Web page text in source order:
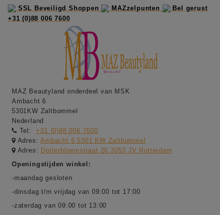
SSL Beveiligd Shoppen
MAZzelpunten
Bel gerust
+31 (0)88 006 7600
MAZ Beautyland onderdeel van MSK
Ambacht 6
5301KW Zaltbommel
Nederland
Tel:
+31 (0)88 006 7600
Adres:Ambacht 6 5301 KW Zaltbommel
Adres: Dotterbloemstraat 20 3053 JV Rotterdam
Openingstijden winkel:
-maandag gesloten
-dinsdag t/m vrijdag van 09:00 tot 17:00
-zaterdag van 09:00 tot 13:00